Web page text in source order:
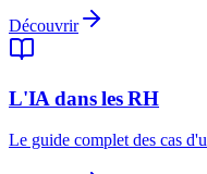
Découvrir
L'IA dans les RH
Le guide complet des cas